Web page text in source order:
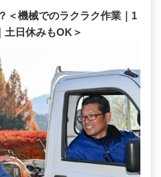
＜機械でのラクラク作業｜1
土日休みもOK＞